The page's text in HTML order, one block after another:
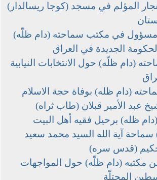
المؤلم في مسجد (كوجا ريسالدار)
في مكتب سماحته (دام ظلّه)
الجديدة في العراق
(دام ظلّه) حول الانتخابات النيابية
(دام ظله) بوفاة حجة الاسلام
عبد الأمير قبلان (طاب ثراه)
ظله) برحيل فقيه أهل البيت
سماحة آية الله السيد محمد سعيد
(قدس سره)
من مكتبه (دام ظلّه) حول المواجهات
المحتلّة